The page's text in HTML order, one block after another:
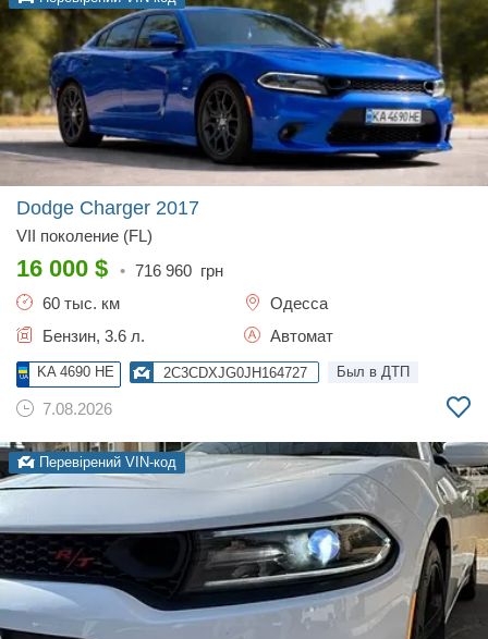
Dodge Charger 2017
VII поколение (FL)
16 000 $ • 716 960 грн
60 тыс. км
Одесса
Бензин, 3.6 л.
Автомат
KA 4690 HE 2C3CDXJG0JH164727 Был в ДТП
7.08.2026
Перевірений VIN-код